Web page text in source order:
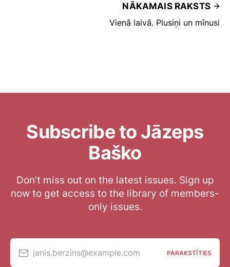
NĀKAMAIS RAKSTS
Vienā laivā. Plusiņi un mīnusi
Subscribe to Jāzeps
Baško
Don’t miss out on the latest issues. Sign up
now to get access to the library of members-
only issues.
janis.berzins@example.com PARAKSTĪTIES